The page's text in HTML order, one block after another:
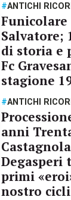
#ANTICHI
Funicolare
Salvatore;
di storia e
Fc
stagione
#ANTICHI
anni
Degasperi
primi
nostro